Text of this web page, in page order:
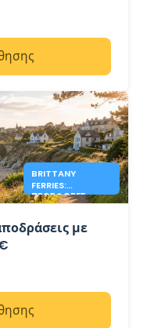
2026
BRITTANY
FERRIES:
ΠΡΟΣΦΟΡΈΣ
200€
με